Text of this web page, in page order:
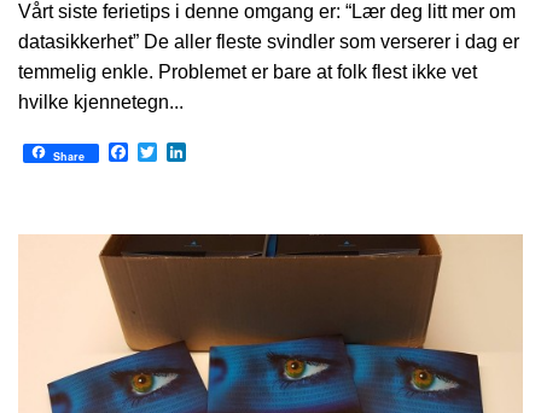
Vårt siste ferietips i denne omgang er: “Lær deg litt mer om
datasikkerhet” De aller fleste svindler som verserer i dag er
temmelig enkle. Problemet er bare at folk flest ikke vet
hvilke kjennetegn...
Share Facebook
Twitter